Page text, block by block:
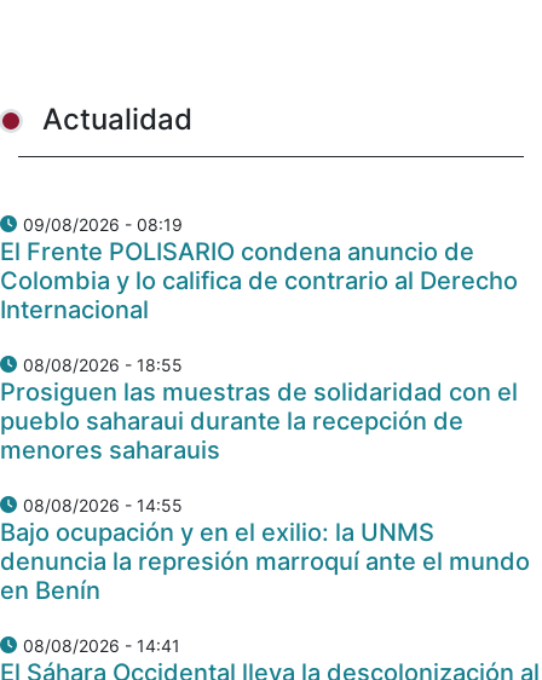
Actualidad
09/08/2026 - 08:19
El Frente POLISARIO condena anuncio de
Colombia y lo califica de contrario al Derecho
Internacional
08/08/2026 - 18:55
Prosiguen las muestras de solidaridad con el
pueblo saharaui durante la recepción de
menores saharauis
08/08/2026 - 14:55
Bajo ocupación y en el exilio: la UNMS
denuncia la represión marroquí ante el mundo
en Benín
08/08/2026 - 14:41
El Sáhara Occidental lleva la descolonización al